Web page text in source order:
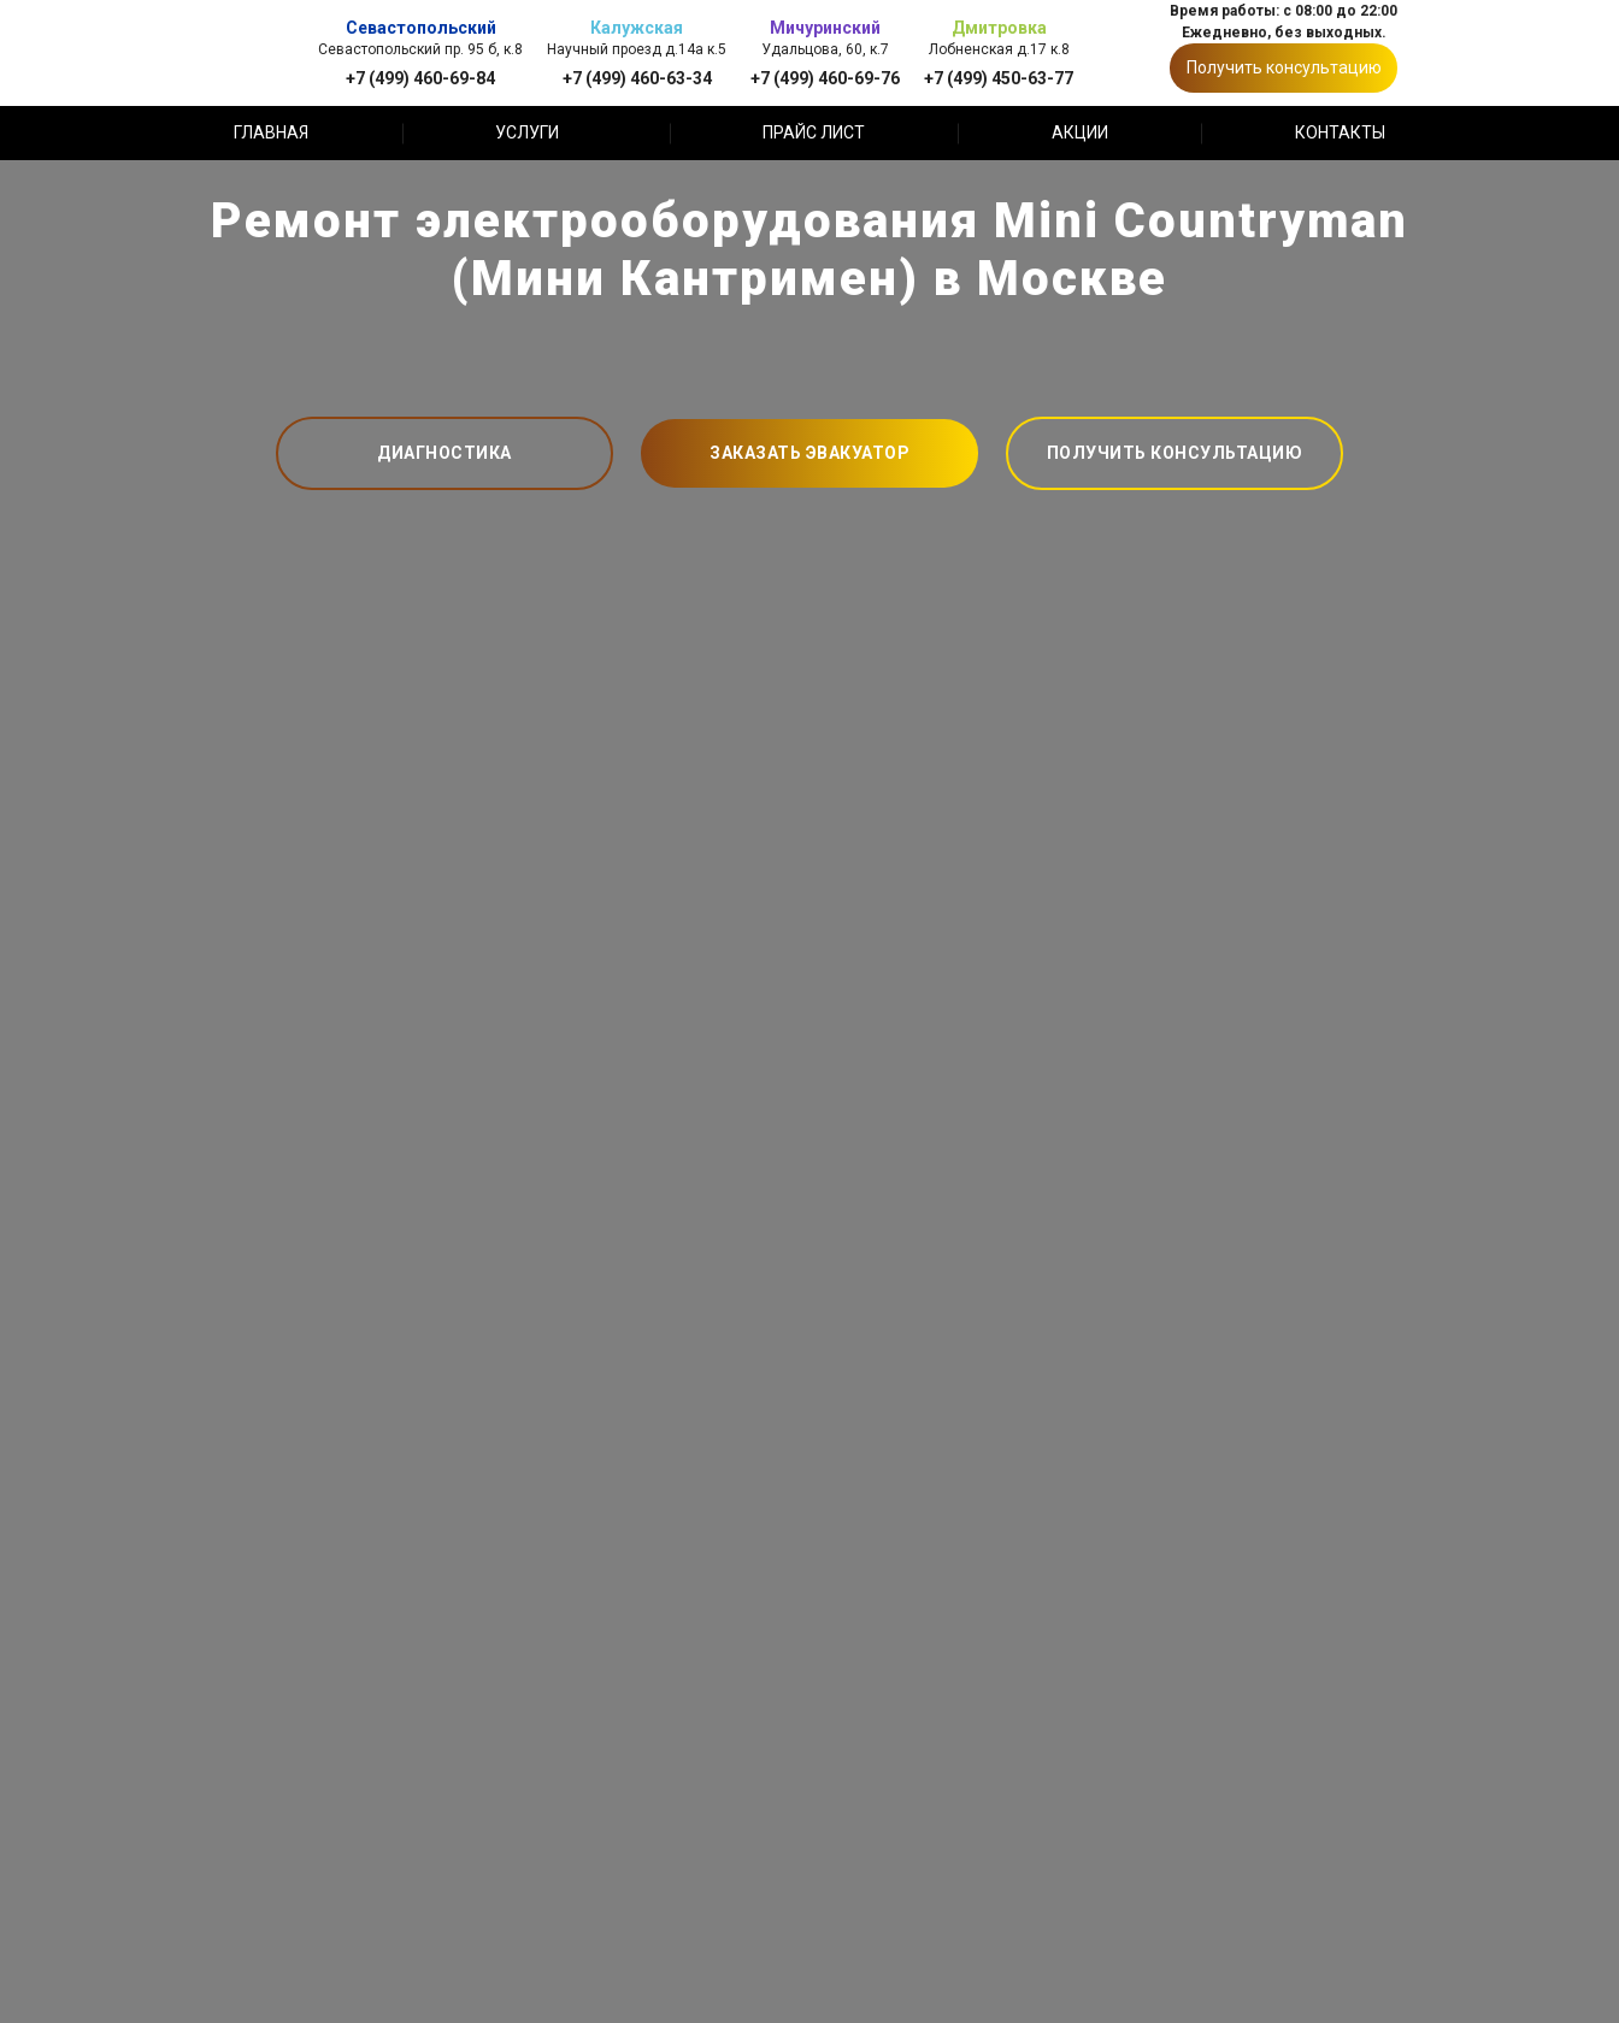
Севастопольский
Севастопольский пр. 95 б, к.8
+7 (499) 460-69-84
Калужская
Научный проезд д.14а к.5
+7 (499) 460-63-34
Мичуринский
Удальцова, 60, к.7
+7 (499) 460-69-76
Дмитровка
Лобненская д.17 к.8
+7 (499) 450-63-77
Время работы: с 08:00 до 22:00
Ежедневно, без выходных.
Получить консультацию
ГЛАВНАЯ УСЛУГИ ПРАЙС ЛИСТ АКЦИИ КОНТАКТЫ
Ремонт электрооборудования Mini Countryman
(Мини Кантримен) в Москве
ДИАГНОСТИКА ЗАКАЗАТЬ ЭВАКУАТОР ПОЛУЧИТЬ КОНСУЛЬТАЦИЮ